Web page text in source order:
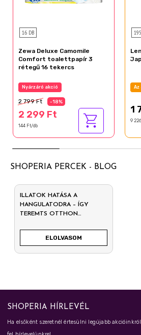
16 DB
Zewa Deluxe Camomile
Comfort toalettpapír 3
rétegű 16 tekercs
Nyárzáró akció
2 799 Ft -18%
2 299 Ft
144 Ft/db
Az
1
9
SHOPERIA PERCEK - BLOG
ILLATOK HATÁSA A
HANGULATODRA – ÍGY
TEREMTS OTTHON
ELOLVASOM
SHOPERIA HÍRLEVÉL
Ha elsőként szeretnél értesülni legújabb